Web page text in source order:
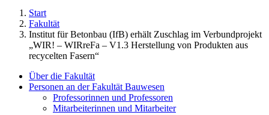
Start
Fakultät
Institut für Betonbau (IfB) erhält Zuschlag im Verbundprojekt
„WIR! – WIRreFa – V1.3 Herstellung von Produkten aus
recycelten Fasern“
Über die Fakultät
Personen an der Fakultät Bauwesen
Professorinnen und Professoren
Mitarbeiterinnen und Mitarbeiter